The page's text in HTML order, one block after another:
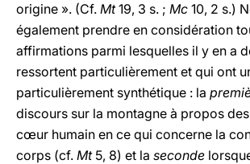
origine ». (Cf. Mt19, 3 s. ; Mc 10, 2 s.)
également prendre en considération
affirmations parmi lesquelles il y en a
ressortent particulièrement et qui ont
particulièrement synthétique : la
discours sur la montagne à propos
cœur humain en ce qui concerne la
corps (cf. Mt 5, 8) et la seconde